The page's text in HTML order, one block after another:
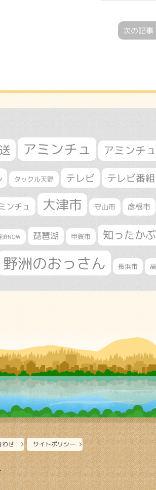
次の記事
アミンチュ アミンチ
タックル天野 テレビ テレビ番組
ンチュ 大津市 守山市 彦根市
済NOW 琵琶湖 甲賀市 知ったか
野洲のおっさん 長浜市
わせ サイトポリシー